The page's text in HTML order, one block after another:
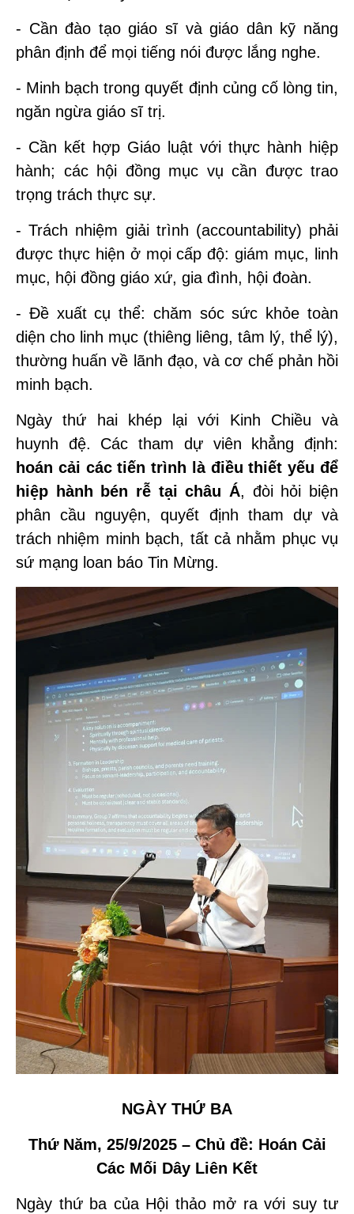
- Cần đào tạo giáo sĩ và giáo dân kỹ năng
phân định để mọi tiếng nói được lắng nghe.
- Minh bạch trong quyết định củng cố lòng tin,
ngăn ngừa giáo sĩ trị.
- Cần kết hợp Giáo luật với thực hành hiệp
hành; các hội đồng mục vụ cần được trao
trọng trách thực sự.
- Trách nhiệm giải trình (accountability) phải
được thực hiện ở mọi cấp độ: giám mục, linh
mục, hội đồng giáo xứ, gia đình, hội đoàn.
- Đề xuất cụ thể: chăm sóc sức khỏe toàn
diện cho linh mục (thiêng liêng, tâm lý, thể lý),
thường huấn về lãnh đạo, và cơ chế phản hồi
minh bạch.
Ngày thứ hai khép lại với Kinh Chiều và
huynh đệ. Các tham dự viên khẳng định:
hoán cải các tiến trình là điều thiết yếu để
hiệp hành bén rễ tại châu Á, đòi hỏi biện
phân cầu nguyện, quyết định tham dự và
trách nhiệm minh bạch, tất cả nhằm phục vụ
sứ mạng loan báo Tin Mừng.
NGÀY THỨ BA
Thứ Năm, 25/9/2025 – Chủ đề: Hoán Cải
Các Mối Dây Liên Kết
Ngày thứ ba của Hội thảo mở ra với suy tư